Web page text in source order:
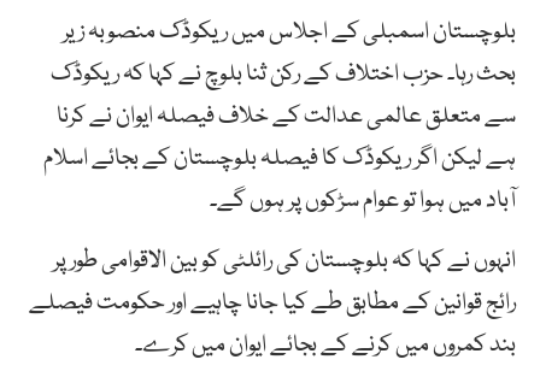
بلوچستان اسمبلی کے اجلاس میں ریکوڈک منصوبہ زیر
بحث رہا۔ حزب اختلاف کے رکن ثنا بلوچ نے کہا کہ ریکوڈک
سے متعلق عالمی عدالت کے خلاف فیصلہ ایوان نے کرنا
ہے لیکن اگر ریکوڈک کا فیصلہ بلوچستان کے بجائے اسلام
آباد میں ہوا تو عوام سڑکوں پر ہوں گے۔
انہوں نے کہا کہ بلوچستان کی رائلٹی کو بین الاقوامی طور پر
رائج قوانین کے مطابق طے کیا جانا چاہیے اور حکومت فیصلے
بند کمروں میں کرنے کے بجائے ایوان میں کرے۔